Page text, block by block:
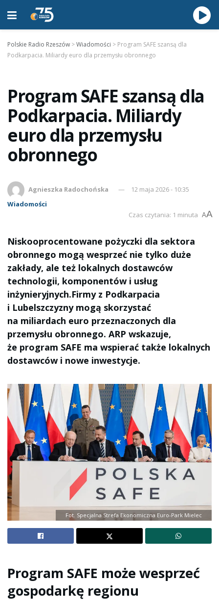
Polskie Radio Rzeszów >Wiadomości > Program SAFE szansą dla
Podkarpacia. Miliardy euro dla przemysłu obronnego
Program SAFE szansą dla
Podkarpacia. Miliardy
euro dla przemysłu
obronnego
Agnieszka Radochońska
12 maja 2026 - 10:35
Wiadomości
Czas czytania: 1 minuta AA
Niskooprocentowane pożyczki dla sektora
obronnego mogą wesprzeć nie tylko duże
zakłady, ale też lokalnych dostawców
technologii, komponentów i usług
inżynieryjnych.Firmy z Podkarpacia
i Lubelszczyzny mogą skorzystać
na miliardach euro przeznaczonych dla
przemysłu obronnego. ARP wskazuje,
że program SAFE ma wspierać także lokalnych
dostawców i nowe inwestycje.
Fot. Specjalna Strefa Ekonomiczna Euro-Park Mielec
Program SAFE może wesprzeć
gospodarkę regionu